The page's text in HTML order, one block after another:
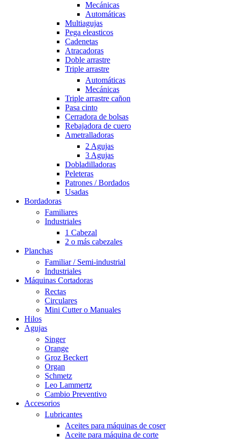
Mecánicas
Automáticas
Multiagujas
Pega eleasticos
Cadenetas
Atracadoras
Doble arrastre
Triple arrastre
Automáticas
Mecánicas
Triple arrastre cañon
Pasa cinto
Cerradora de bolsas
Rebajadora de cuero
Ametralladoras
2 Agujas
3 Agujas
Dobladilladoras
Peleteras
Patrones / Bordados
Usadas
Bordadoras
Familiares
Industriales
1 Cabezal
2 o más cabezales
Planchas
Familiar / Semi-industrial
Industriales
Máquinas Cortadoras
Rectas
Circulares
Mini Cutter o Manuales
Hilos
Agujas
Singer
Orange
Groz Beckert
Organ
Schmetz
Leo Lammertz
Cambio Preventivo
Accesorios
Lubricantes
Aceites para máquinas de coser
Aceite para máquina de corte